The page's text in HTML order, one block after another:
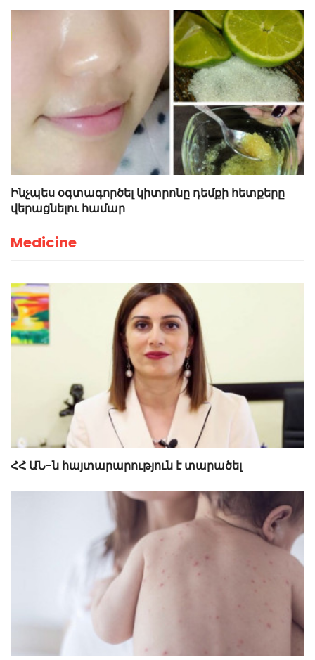
Ինչպես օգտագործել կիտրոնը դեմքի հետքերը
վերացնելու համար
Medicine
ՀՀ ԱՆ-ն հայտարարություն է տարածել